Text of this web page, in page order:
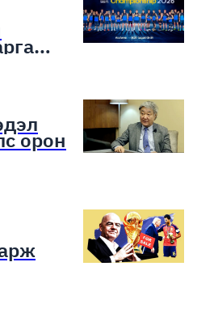
орон